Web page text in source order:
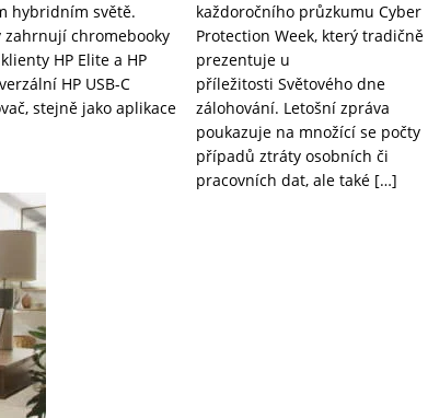
hybridním světě.
zahrnují chromebooky
HP Elite a HP
HP USB-C
stejně jako aplikace
každoročního průzkumu Cyber
Protection Week, který tradičně
prezentuje u
příležitosti Světového dne
zálohování. Letošní zpráva
poukazuje na množící se počty
případů ztráty osobních či
pracovních dat, ale také […]